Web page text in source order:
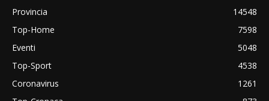
Provincia
14548
Top-Home
7598
Eventi
5048
Top-Sport
4538
Coronavirus
1261